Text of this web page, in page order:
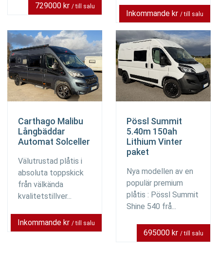
729000 kr / till salu
Inkommande kr / till salu
Carthago Malibu
Långbäddar
Automat Solceller
Välutrustad plåtis i
absoluta toppskick
från välkända
kvalitetstillver...
Inkommande kr / till salu
Pössl Summit
5.40m 150ah
Lithium Vinter
paket
Nya modellen av en
populär premium
plåtis : Pössl Summit
Shine 540 frå...
695000 kr / till salu